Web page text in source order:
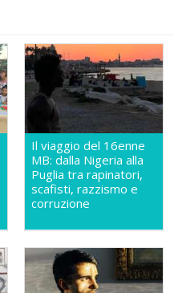
Il viaggio del 16enne
MB: dalla Nigeria alla
Puglia tra rapinatori,
scafisti, razzismo e
corruzione